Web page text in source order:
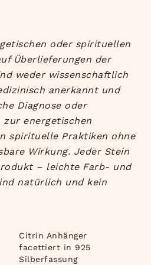
oder spirituellen
Überlieferungen der
weder wissenschaftlich
anerkannt und
Diagnose oder
zur energetischen
spirituelle Praktiken ohne
Wirkung. Jeder Stein
– leichte Farb- und
natürlich und kein
Citrin Anhänger
facettiert in 925
Silberfassung